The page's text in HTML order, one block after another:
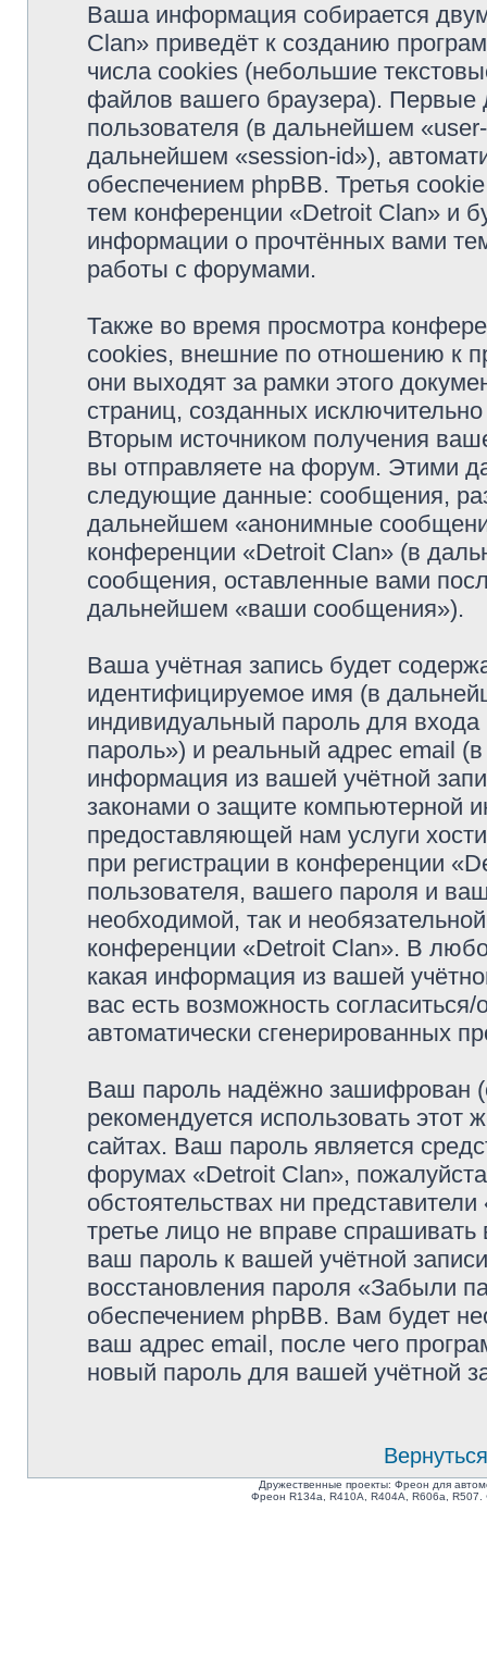
Ваша информация собирается
Clan» приведёт к созданию
числа cookies (небольшие
файлов вашего браузера). Первые
пользователя (в дальнейшем
дальнейшем «session-id»),
обеспечением phpBB. Третья
тем конференции «Detroit Clan» и
информации о прочтённых вами
работы с форумами.
Также во время просмотра
cookies, внешние по отношению к
они выходят за рамки этого
страниц, созданных
Вторым источником получения
вы отправляете на форум. Этими
следующие данные: сообщения,
дальнейшем «анонимные
конференции «Detroit Clan» (в
сообщения, оставленные вами
дальнейшем «ваши сообщения»).
Ваша учётная запись будет
идентифицируемое имя (в
индивидуальный пароль для
пароль») и реальный адрес email
информация из вашей учётной
законами о защите компьютерной
предоставляющей нам услуги
при регистрации в конференции
пользователя, вашего пароля и
необходимой, так и
конференции «Detroit Clan». В
какая информация из вашей
вас есть возможность
автоматически сгенерированных
Ваш пароль надёжно зашифрован
рекомендуется использовать этот
сайтах. Ваш пароль является
форумах «Detroit Clan»,
обстоятельствах ни
третье лицо не вправе
ваш пароль к вашей учётной
восстановления пароля «Забыли
обеспечением phpBB. Вам будет
ваш адрес email, после чего
новый пароль для вашей учётной
Дружественные проекты: Фреон для
Фреон R134a, R410A, R404A, R606a,